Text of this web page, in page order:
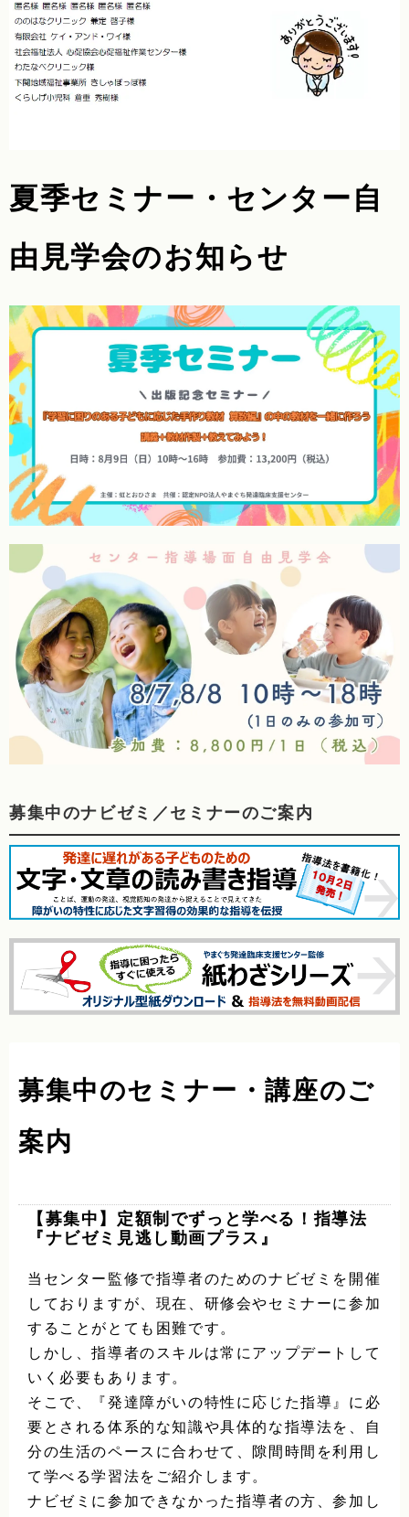
夏季セミナー・センター自
由見学会のお知らせ
募集中のナビゼミ／セミナーのご案内
募集中のセミナー・講座のご
案内
【募集中】定額制でずっと学べる！指導法
『ナビゼミ見逃し動画プラス』
当センター監修で指導者のためのナビゼミを開催
しておりますが、現在、研修会やセミナーに参加
することがとても困難です。
しかし、指導者のスキルは常にアップデートして
いく必要もあります。
そこで、『発達障がいの特性に応じた指導』に必
要とされる体系的な知識や具体的な指導法を、自
分の生活のペースに合わせて、隙間時間を利用し
て学べる学習法をご紹介します。
ナビゼミに参加できなかった指導者の方、参加し